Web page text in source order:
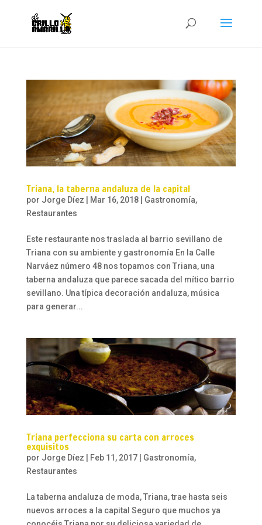
Triana, la taberna andaluza de la capital
por Jorge Díez Mar 16, 2018| Gastronomía,
Restaurantes
Este restaurante nos traslada al barrio sevillano de
Triana con su ambiente y gastronomía En la Calle
Narváez número 48 nos topamos con Triana, una
taberna andaluza que parece sacada del mítico barrio
sevillano. Una típica decoración andaluza, música
para generar...
Triana perfecciona su carta con arroces
exquisitos
por Jorge Díez Feb 11, 2017| Gastronomía,
Restaurantes
La taberna andaluza de moda, Triana, trae hasta seis
nuevos arroces a la capital Seguro que muchos ya